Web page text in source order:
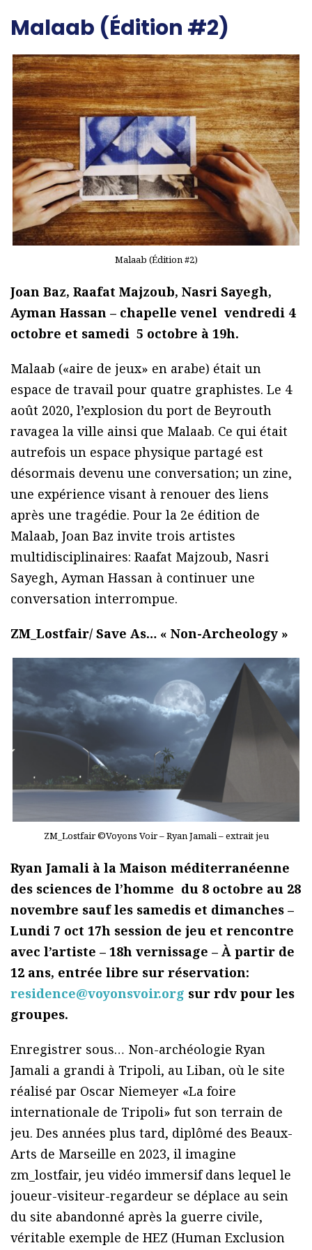
Malaab (Édition #2)
Malaab (Édition #2)
Joan Baz, Raafat Majzoub, Nasri Sayegh,
Ayman Hassan – chapelle venel vendredi 4
octobre et samedi 5 octobre à 19h.
Malaab («aire de jeux» en arabe) était un
espace de travail pour quatre graphistes. Le 4
août 2020, l’explosion du port de Beyrouth
ravagea la ville ainsi que Malaab. Ce qui était
autrefois un espace physique partagé est
désormais devenu une conversation; un zine,
une expérience visant à renouer des liens
après une tragédie. Pour la 2e édition de
Malaab, Joan Baz invite trois artistes
multidisciplinaires: Raafat Majzoub, Nasri
Sayegh, Ayman Hassan à continuer une
conversation interrompue.
ZM_Lostfair/ Save As… « Non-Archeology »
ZM_Lostfair ©Voyons Voir – Ryan Jamali – extrait jeu
Ryan Jamali à la Maison méditerranéenne
des sciences de l’homme du 8 octobre au 28
novembre sauf les samedis et dimanches –
Lundi 7 oct 17h session de jeu et rencontre
avec l’artiste – 18h vernissage – À partir de
12 ans, entrée libre sur réservation:
residence@voyonsvoir.org sur rdv pour les
groupes.
Enregistrer sous… Non-archéologie Ryan
Jamali a grandi à Tripoli, au Liban, où le site
réalisé par Oscar Niemeyer «La foire
internationale de Tripoli» fut son terrain de
jeu. Des années plus tard, diplômé des Beaux-
Arts de Marseille en 2023, il imagine
zm_lostfair, jeu vidéo immersif dans lequel le
joueur-visiteur-regardeur se déplace au sein
du site abandonné après la guerre civile,
véritable exemple de HEZ (Human Exclusion